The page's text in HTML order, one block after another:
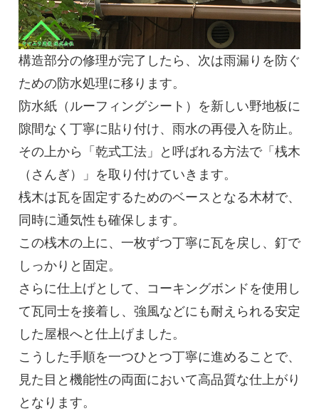
構造部分の修理が完了したら、次は雨漏りを防ぐ
ための防水処理に移ります。
防水紙（ルーフィングシート）を新しい野地板に
隙間なく丁寧に貼り付け、雨水の再侵入を防止。
その上から「乾式工法」と呼ばれる方法で「桟木
（さんぎ）」を取り付けていきます。
桟木は瓦を固定するためのベースとなる木材で、
同時に通気性も確保します。
この桟木の上に、一枚ずつ丁寧に瓦を戻し、釘で
しっかりと固定。
さらに仕上げとして、コーキングボンドを使用し
て瓦同士を接着し、強風などにも耐えられる安定
した屋根へと仕上げました。
こうした手順を一つひとつ丁寧に進めることで、
見た目と機能性の両面において高品質な仕上がり
となります。